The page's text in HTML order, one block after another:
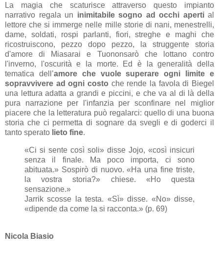
La magia che scaturisce attraverso questo impianto
narrativo regala un inimitabile sogno ad occhi apertial
lettore che si immerge nelle mille storie di nani, menestrelli,
dame, soldati, rospi parlanti, fiori, streghe e maghi che
ricostruiscono, pezzo dopo pezzo, la struggente storia
d'amore di Miasarai e Tuononsarò che lottano contro
l'inverno, l'oscurità e la morte. Ed è la generalità della
tematica dell’amore che vuole superare ogni limite e
sopravvivere ad ogni costo che rende la favola di Biegel
una lettura adatta a grandi e piccini, e che va al di là della
pura narrazione per l'infanzia per sconfinare nel miglior
piacere che la letteratura può regalarci: quello di una buona
storia che ci permetta di sognare da svegli e di goderci il
tanto sperato lieto fine.
«Ci si sente così soli» disse Jojo, «così insicuri
senza il finale. Ma poco importa, ci sono
abituata.» Sospirò di nuovo. «Ha una fine triste,
la vostra storia?» chiese. «Ho questa
sensazione.»
Jarrik scosse la testa. «Sì» disse. «No» disse,
«dipende da come la si racconta.» (p. 69)
Nicola Biasio